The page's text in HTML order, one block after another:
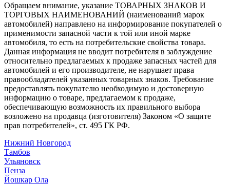
Обращаем внимание, указание ТОВАРНЫХ ЗНАКОВ И
ТОРГОВЫХ НАИМЕНОВАНИЙ (наименований марок
автомобилей) направлено на информирование покупателей о
применимости запасной части к той или иной марке
автомобиля, то есть на потребительские свойства товара.
Данная информация не вводит потребителя в заблуждение
относительно предлагаемых к продаже запасных частей для
автомобилей и его производителе, не нарушает права
правообладателей указанных товарных знаков. Требование
предоставлять покупателю необходимую и достоверную
информацию о товаре, предлагаемом к продаже,
обеспечивающую возможность их правильного выбора
возложено на продавца (изготовителя) Законом «О защите
прав потребителей», ст. 495 ГК РФ.
Нижний Новгород
Тамбов
Ульяновск
Пенза
Йошкар Ола